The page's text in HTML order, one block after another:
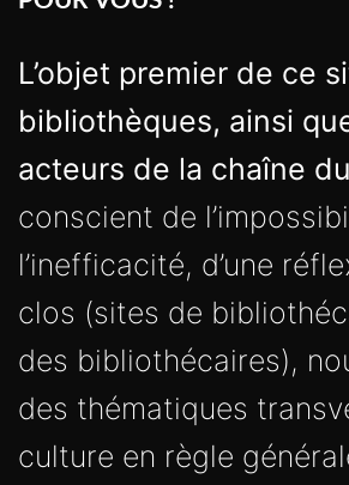
L’objet premier de ce
bibliothèques, ainsi
acteurs de la chaîne
conscient de
l’inefficacité, d’une
clos (sites de
des bibliothécaires),
des thématiques
culture en règle